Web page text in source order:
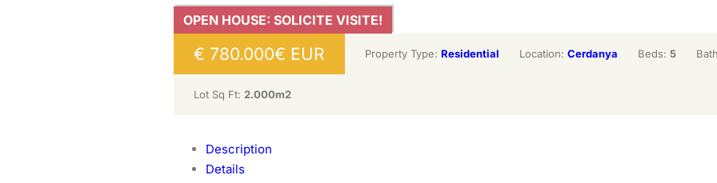
OPEN HOUSE: SOLICITE VISITE!
€ 780.000€ EUR Property Type: Residential Location: Cerdanya Beds: 5
Lot Sq Ft: 2.000m2
Description
Details